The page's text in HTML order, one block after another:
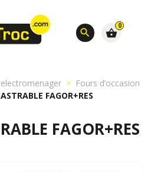
search
0
shopping_basket
Fours d’occasion
FAGOR+RES
FAGOR+RES